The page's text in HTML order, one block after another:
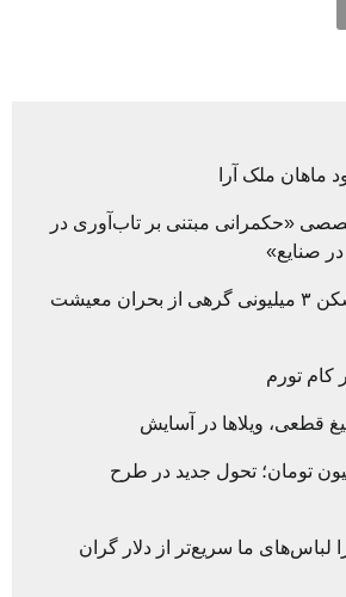
ماهان ملک آرا
«حکمرانی مبتنی بر تاب‌آوری در
صنایع»
آیا پیشنهاد حق مسکن ۳ میلیونی گرهی از بحران معیشت
کام تورم
قطعی، ویلاها در آسایش
ماهانه ۱ میلیون تومان؛ تحول جدید در طرح
لباس‌های ما سریع‌تر از دلار گران